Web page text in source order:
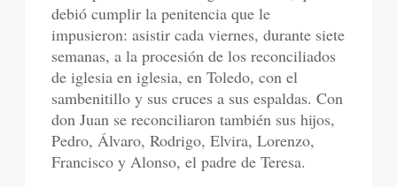
debió cumplir la penitencia que le
impusieron: asistir cada viernes, durante siete
semanas, a la procesión de los reconciliados
de iglesia en iglesia, en Toledo, con el
sambenitillo y sus cruces a sus espaldas. Con
don Juan se reconciliaron también sus hijos,
Pedro, Álvaro, Rodrigo, Elvira, Lorenzo,
Francisco y Alonso, el padre de Teresa.